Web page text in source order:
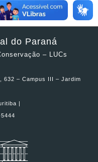
do Paraná
– LUCs
632 – Campus III – Jardim
|